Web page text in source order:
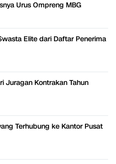
Urus Ompreng MBG
Elite dari Daftar Penerima
Juragan Kontrakan Tahun
Terhubung ke Kantor Pusat